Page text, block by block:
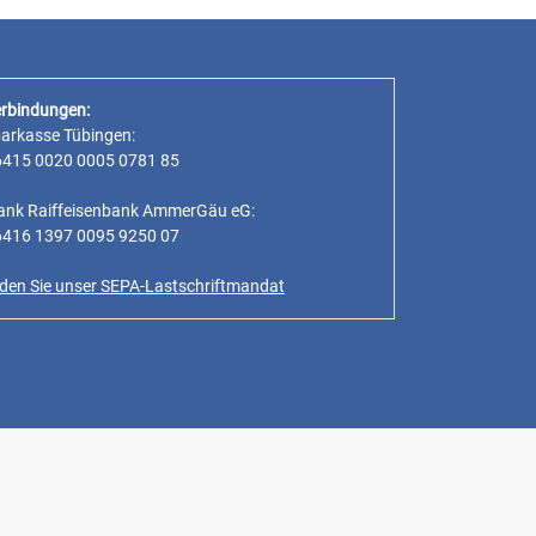
Tübingen:
0020 0005 0781 85
Raiffeisenbank AmmerGäu eG:
1397 0095 9250 07
Sie unser SEPA-Lastschriftmandat